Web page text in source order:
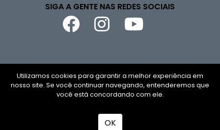
SIGA A GENTE NAS REDES SOCIAIS
Copyright © 2026
CNPJ
Desenvolvido por
Utilizamos cookies para garantir a melhor experiência em
nosso site. Se você continuar navegando, entenderemos que
você está concordando com ele.
OK